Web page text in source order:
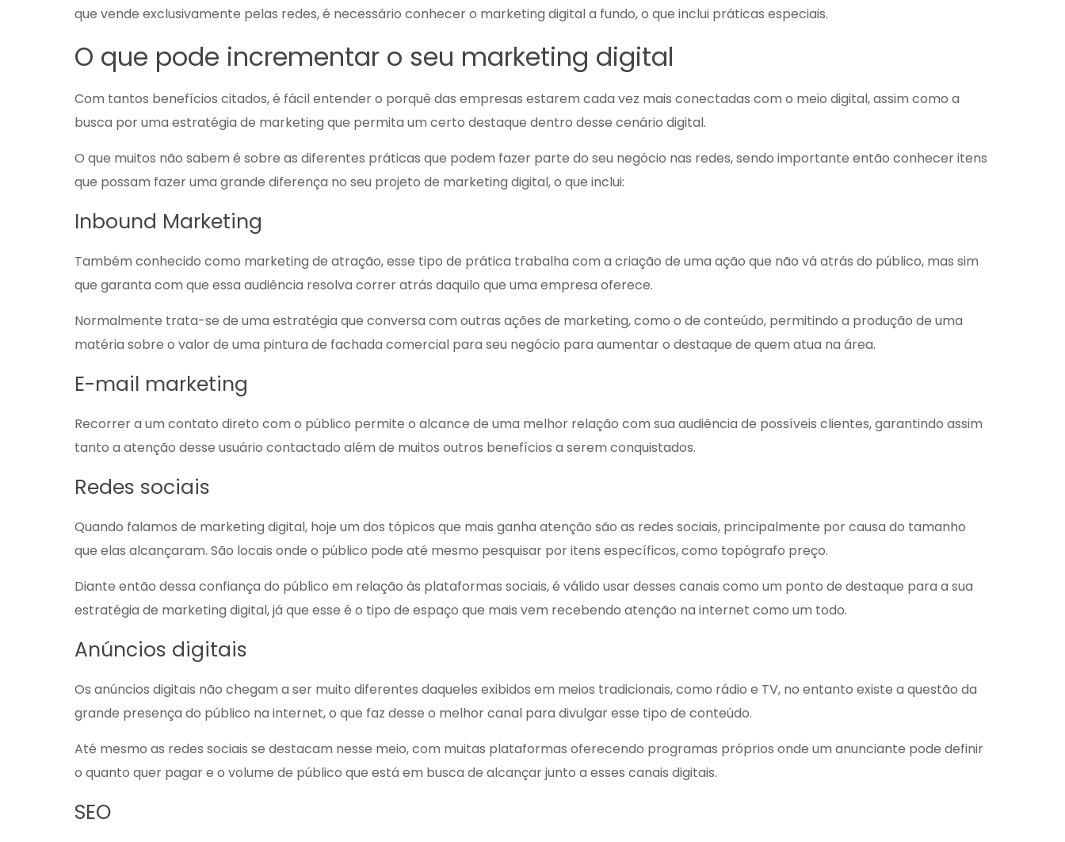
que vende exclusivamente pelas redes, é necessário conhecer o marketing digital a fundo, o que inclui práticas especiais.
O que pode incrementar o seu marketing digital
Com tantos benefícios citados, é fácil entender o porquê das empresas estarem cada vez mais conectadas com o meio digital, assim como a
busca por uma estratégia de marketing que permita um certo destaque dentro desse cenário digital.
O que muitos não sabem é sobre as diferentes práticas que podem fazer parte do seu negócio nas redes, sendo importante então conhecer itens
que possam fazer uma grande diferença no seu projeto de marketing digital, o que inclui:
Inbound Marketing
Também conhecido como marketing de atração, esse tipo de prática trabalha com a criação de uma ação que não vá atrás do público, mas sim
que garanta com que essa audiência resolva correr atrás daquilo que uma empresa oferece.
Normalmente trata-se de uma estratégia que conversa com outras ações de marketing, como o de conteúdo, permitindo a produção de uma
matéria sobre o valor de uma pintura de fachada comercialpara seu negócio para aumentar o destaque de quem atua na área.
E-mail marketing
Recorrer a um contato direto com o público permite o alcance de uma melhor relação com sua audiência de possíveis clientes, garantindo assim
tanto a atenção desse usuário contactado além de muitos outros benefícios a serem conquistados.
Redes sociais
Quando falamos de marketing digital, hoje um dos tópicos que mais ganha atenção são as redes sociais, principalmente por causa do tamanho
que elas alcançaram. São locais onde o público pode até mesmo pesquisar por itens específicos, como topógrafo preço.
Diante então dessa confiança do público em relação às plataformas sociais, é válido usar desses canais como um ponto de destaque para a sua
estratégia de marketing digital, já que esse é o tipo de espaço que mais vem recebendo atenção na internet como um todo.
Anúncios digitais
Os anúncios digitais não chegam a ser muito diferentes daqueles exibidos em meios tradicionais, como rádio e TV, no entanto existe a questão da
grande presença do público na internet, o que faz desse o melhor canal para divulgar esse tipo de conteúdo.
Até mesmo as redes sociais se destacam nesse meio, com muitas plataformas oferecendo programas próprios onde um anunciante pode definir
o quanto quer pagar e o volume de público que está em busca de alcançar junto a esses canais digitais.
SEO